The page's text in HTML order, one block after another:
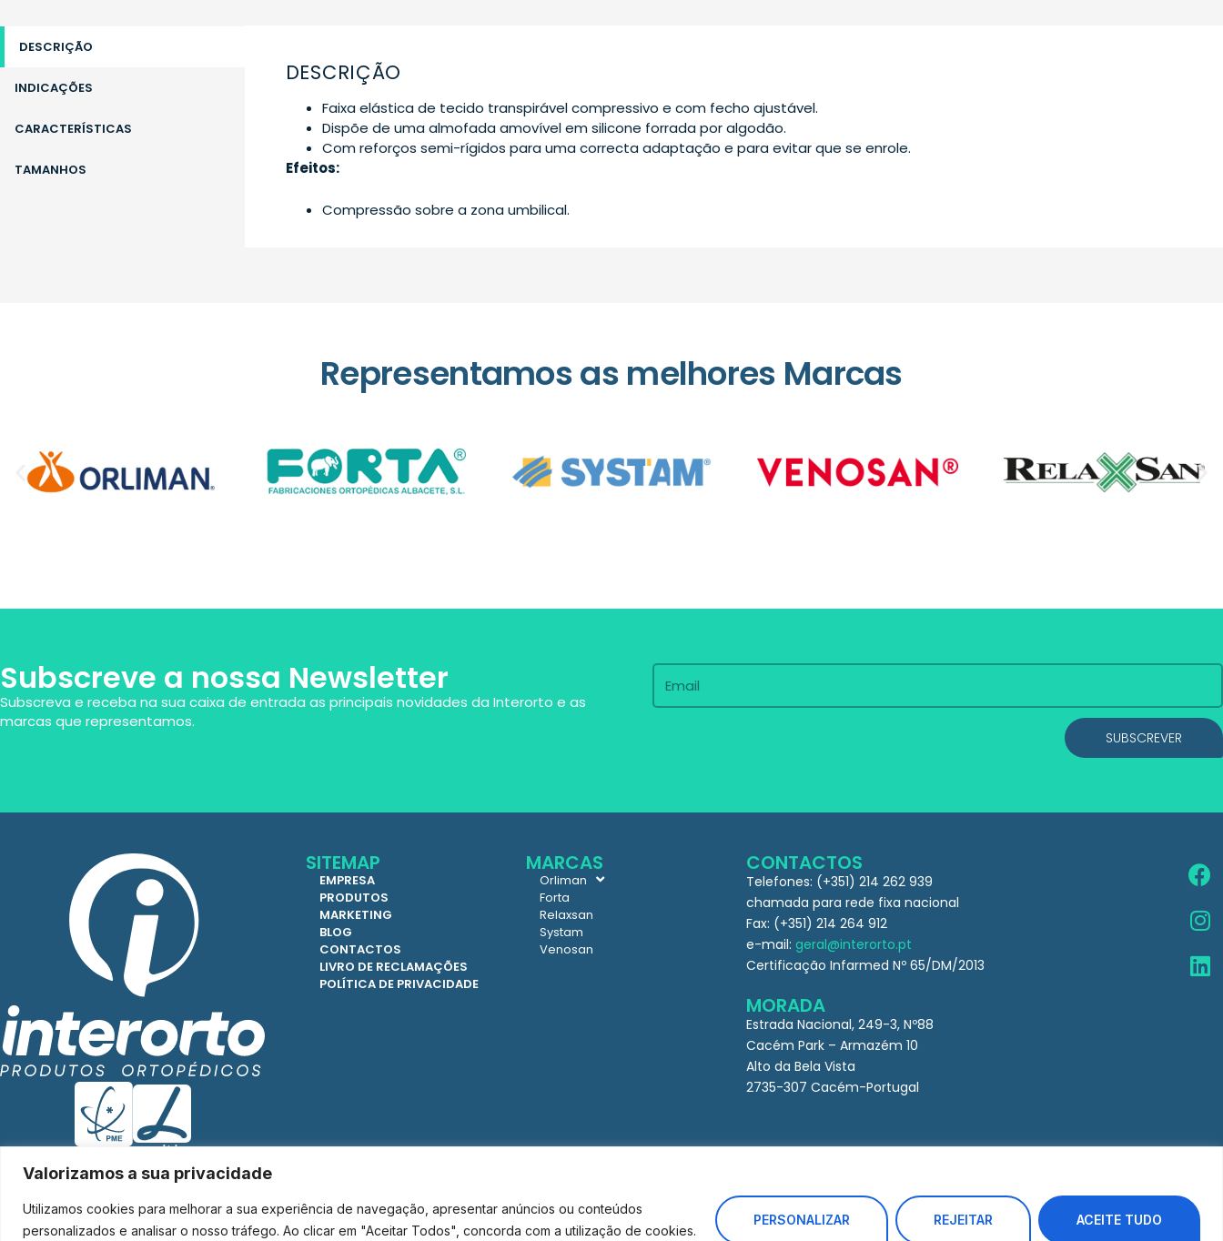
Valorizamos a sua privacidade
Utilizamos cookies para melhorar a sua experiência de navegação, apresentar anúncios ou conteúdos
personalizados e analisar o nosso tráfego. Ao clicar em "Aceitar Todos", concorda com a utilização de cookies.
PERSONALIZAR REJEITAR ACEITE TUDO
DESCRIÇÃO
INDICAÇÕES
CARACTERÍSTICAS
TAMANHOS
DESCRIÇÃO
Faixa elástica de tecido transpirável compressivo e com fecho ajustável.
Dispõe de uma almofada amovível em silicone forrada por algodão.
Com reforços semi-rígidos para uma correcta adaptação e para evitar que se enrole.
Efeitos:
Compressão sobre a zona umbilical.
Representamos as melhores Marcas
Subscreve a nossa Newsletter
Subscreva e receba na sua caixa de entrada as principais novidades da Interorto e as
marcas que representamos.
SUBSCREVER
SITEMAP
EMPRESA
PRODUTOS
MARKETING
BLOG
CONTACTOS
LIVRO DE RECLAMAÇÕES
POLÍTICA DE PRIVACIDADE
MARCAS
Orliman
Forta
Relaxsan
Systam
Venosan
CONTACTOS
Telefones: (+351) 214 262 939
chamada para rede fixa nacional
Fax: (+351) 214 264 912
e-mail: geral@interorto.pt
Certificação Infarmed Nº 65/DM/2013
MORADA
Estrada Nacional, 249-3, Nº88
Cacém Park – Armazém 10
Alto da Bela Vista
2735-307 Cacém-Portugal
Interorto © 2026 - Todos os direitos reservados.